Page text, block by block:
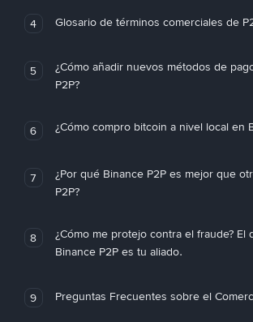
4 Glosario de términos comerciales de
5
¿Cómo añadir nuevos métodos de
P2P?
6 ¿Cómo compro bitcoin a nivel local en
7
¿Por qué Binance P2P es mejor que
P2P?
8
¿Cómo me protejo contra el fraude? El
Binance P2P es tu aliado.
9 Preguntas Frecuentes sobre el